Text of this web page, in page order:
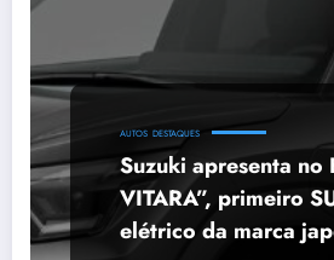
AUTOS DESTAQUES
Suzuki apresenta no
VITARA”, primeiro
elétrico da marca